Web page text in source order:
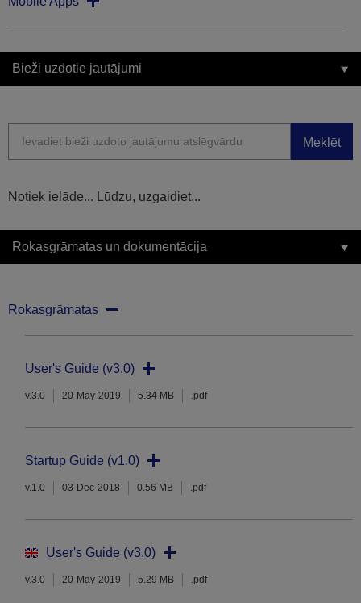
Bieži uzdotie jautājumi
Meklēt
Notiek ielāde... Lūdzu, uzgaidiet...
Rokasgrāmatas un dokumentācija
Rokasgrāmatas
User's Guide (v3.0)
v.3.0 20-May-2019 5.34 MB .pdf
Startup Guide (v1.0)
v.1.0 03-Dec-2018 0.56 MB .pdf
User's Guide (v3.0)
v.3.0 20-May-2019 5.29 MB .pdf